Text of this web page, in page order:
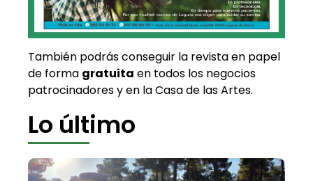
También podrás conseguir la revista en papel
de forma gratuita en todos los negocios
patrocinadores y en la Casa de las Artes.
Lo último